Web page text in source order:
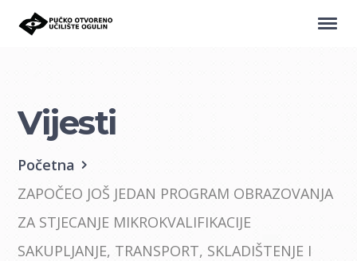
Vijesti
Početna
ZAPOČEO JOŠ JEDAN PROGRAM OBRAZOVANJA
ZA STJECANJE MIKROKVALIFIKACIJE
SAKUPLJANJE, TRANSPORT, SKLADIŠTENJE I